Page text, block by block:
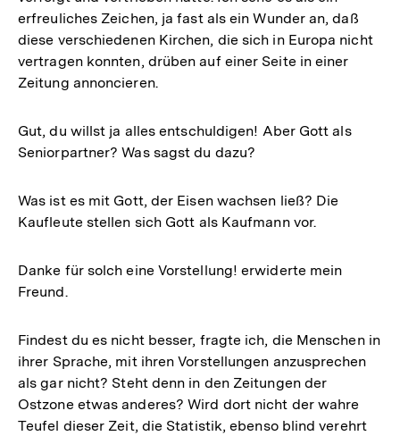
erfreuliches Zeichen, ja fast als ein Wunder an, daß
diese verschiedenen Kirchen, die sich in Europa nicht
vertragen konnten, drüben auf einer Seite in einer
Zeitung annoncieren.
Gut, du willst ja alles entschuldigen! Aber Gott als
Seniorpartner? Was sagst du dazu?
Was ist es mit Gott, der Eisen wachsen ließ? Die
Kaufleute stellen sich Gott als Kaufmann vor.
Danke für solch eine Vorstellung! erwiderte mein
Freund.
Findest du es nicht besser, fragte ich, die Menschen in
ihrer Sprache, mit ihren Vorstellungen anzusprechen
als gar nicht? Steht denn in den Zeitungen der
Ostzone etwas anderes? Wird dort nicht der wahre
Teufel dieser Zeit, die Statistik, ebenso blind verehrt